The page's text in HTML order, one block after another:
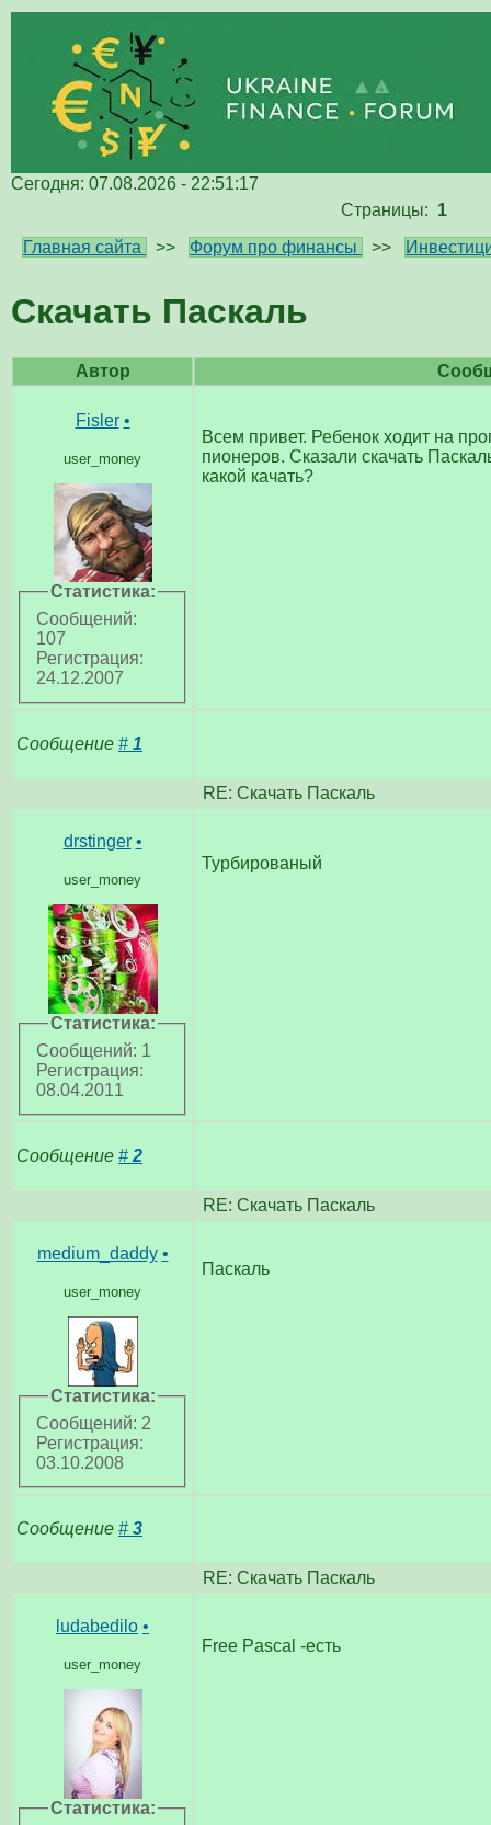
Сегодня: 07.08.2026 - 22:51:17
Страницы: 1
Главная сайта
>> Форум про финансы >>
Скачать Паскаль
Автор
Fisler •
user_money
Статистика:
Сообщений:
107
Регистрация:
24.12.2007
Всем привет. Ребенок ходит на
пионеров. Сказали скачать
какой качать?
Сообщение # 1
RE: Скачать Паскаль
drstinger •
user_money
Статистика:
Сообщений: 1
Регистрация:
08.04.2011
Турбированый
Сообщение # 2
RE: Скачать Паскаль
medium_daddy •
user_money
Статистика:
Сообщений: 2
Регистрация:
03.10.2008
Паскаль
Сообщение # 3
RE: Скачать Паскаль
ludabedilo •
user_money
Статистика:
Free Pascal -есть